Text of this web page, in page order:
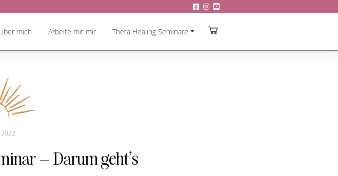
mich Arbeite mit mir Theta Healing Seminare
2022
– Darum geht’s